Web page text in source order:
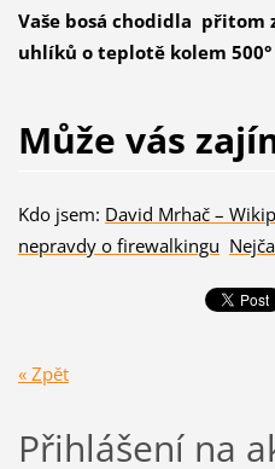
Vaše bosá chodidla přitom
uhlíků o teplotě kolem 500°
Může vás
Kdo jsem: David Mrhač –
nepravdy o firewalkingu
« Zpět
Přihlášení na